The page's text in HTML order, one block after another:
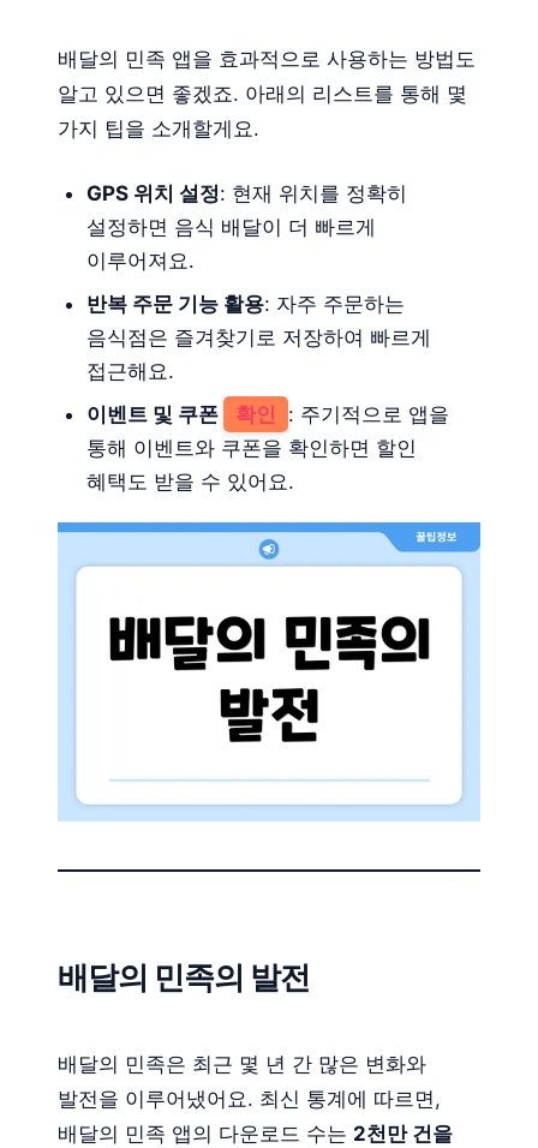
배달의 민족 앱을 효과적으로 사용하는 방법도
알고 있으면 좋겠죠. 아래의 리스트를 통해 몇
가지 팁을 소개할게요.
GPS 위치 설정: 현재 위치를 정확히
설정하면 음식 배달이 더 빠르게
이루어져요.
반복 주문 기능 활용: 자주 주문하는
음식점은 즐겨찾기로 저장하여 빠르게
접근해요.
이벤트 및 쿠폰
확인
: 주기적으로 앱을
통해 이벤트와 쿠폰을 확인하면 할인
혜택도 받을 수 있어요.
배달의 민족의 발전
배달의 민족은 최근 몇 년 간 많은 변화와
발전을 이루어냈어요. 최신 통계에 따르면,
배달의 민족 앱의 다운로드 수는 2천만 건을